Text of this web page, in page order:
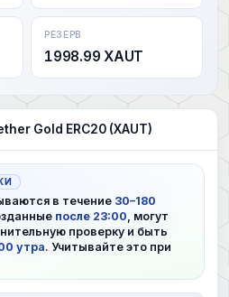
РЕЗЕРВ
1998.99 XAUT
Gold ERC20 (XAUT)
в течение 30–180
после 23:00 , могут
проверку и быть
утра. Учитывайте это при